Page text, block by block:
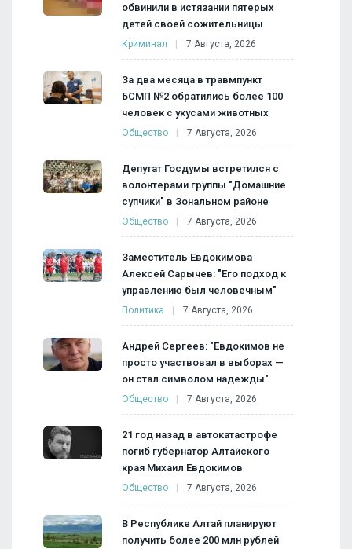
обвинили в истязании пятерых
детей своей сожительницы
Криминал 7 Августа, 2026
За два месяца в травмпункт
БСМП №2 обратились более 100
человек с укусами животных
Общество 7 Августа, 2026
Депутат Госдумы встретился с
волонтерами группы "Домашние
супчики" в Зональном районе
Общество 7 Августа, 2026
Заместитель Евдокимова
Алексей Сарычев: "Его подход к
управлению был человечным"
Политика 7 Августа, 2026
Андрей Сергеев: "Евдокимов не
просто участвовал в выборах —
он стал символом надежды"
Общество 7 Августа, 2026
21 год назад в автокатастрофе
погиб губернатор Алтайского
края Михаил Евдокимов
Общество 7 Августа, 2026
В Республике Алтай планируют
получить более 200 млн рублей